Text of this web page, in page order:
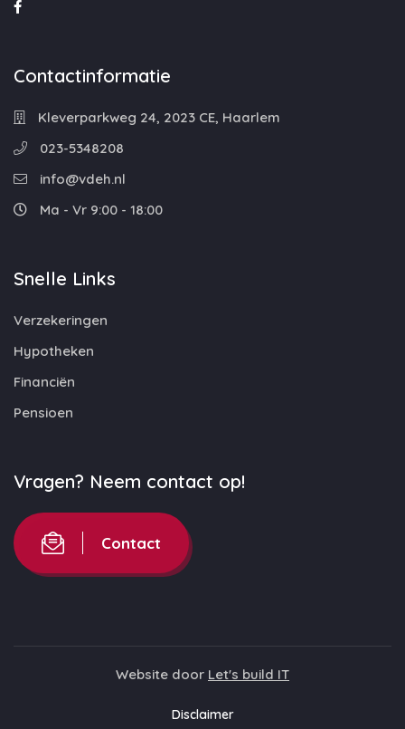
Contactinformatie
Kleverparkweg 24, 2023 CE, Haarlem
023-5348208
info@vdeh.nl
Ma - Vr 9:00 - 18:00
Snelle Links
Verzekeringen
Hypotheken
Financiën
Pensioen
Vragen? Neem contact op!
Contact
Website door Let's build IT
Disclaimer